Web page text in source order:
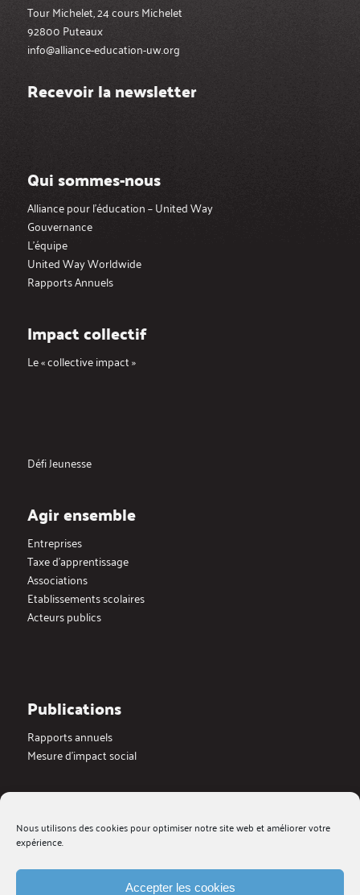
Nous utilisons des cookies pour optimiser notre site web et améliorer votre
expérience.
Accepter les cookies
Tour Michelet, 24 cours Michelet
92800 Puteaux
info@alliance-education-uw.org
Recevoir la newsletter
Qui sommes-nous
Alliance pour l’éducation – United Way
Gouvernance
L’équipe
United Way Worldwide
Rapports Annuels
Impact collectif
Le « collective impact »
Défi Jeunesse
Agir ensemble
Entreprises
Taxe d’apprentissage
Associations
Etablissements scolaires
Acteurs publics
Publications
Rapports annuels
Mesure d’impact social
Dernières actualités
Blog
Medias